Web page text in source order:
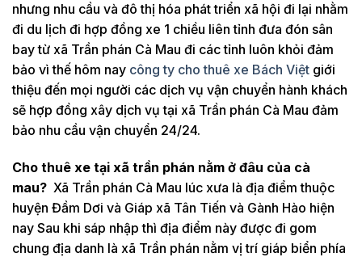
nhưng nhu cầu và đô thị hóa phát triển xã hội đi lại nhằm
đi du lịch đi hợp đồng xe 1 chiều liên tỉnh đưa đón sân
bay từ xã Trần phán Cà Mau đi các tỉnh luôn khỏi đảm
bảo vì thế hôm nay công ty cho thuê xe Bách Việt giới
thiệu đến mọi người các dịch vụ vận chuyển hành khách
sẽ hợp đồng xây dịch vụ tại xã Trần phán Cà Mau đảm
bảo nhu cầu vận chuyển 24/24.
Cho thuê xe tại xã trần phán nằm ở đâu của cà
mau? Xã Trần phán Cà Mau lúc xưa là địa điểm thuộc
huyện Đầm Dơi và Giáp xã Tân Tiến và Gành Hào hiện
nay Sau khi sáp nhập thì địa điểm này được đi gom
chung địa danh là xã Trần phán nằm vị trí giáp biển phía